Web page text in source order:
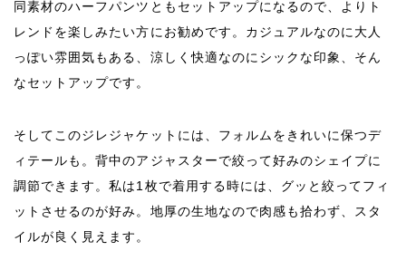
同素材のハーフパンツともセットアップになるので、よりト
レンドを楽しみたい方にお勧めです。カジュアルなのに大人
っぽい雰囲気もある、涼しく快適なのにシックな印象、そん
なセットアップです。
そしてこのジレジャケットには、フォルムをきれいに保つデ
ィテールも。背中のアジャスターで絞って好みのシェイプに
調節できます。私は1枚で着用する時には、グッと絞ってフィ
ットさせるのが好み。地厚の生地なので肉感も拾わず、スタ
イルが良く見えます。